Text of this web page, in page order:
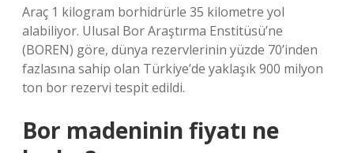
Araç 1 kilogram borhidrürle 35 kilometre yol
alabiliyor. Ulusal Bor Araştırma Enstitüsü’ne
(BOREN) göre, dünya rezervlerinin yüzde 70’inden
fazlasına sahip olan Türkiye’de yaklaşık 900 milyon
ton bor rezervi tespit edildi.
Bor madeninin fiyatı ne